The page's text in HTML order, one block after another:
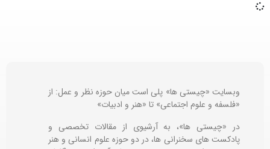
وبسایت «چیستی ها» پلی است میان حوزه نظر و عمل: از
«فلسفه و علوم اجتماعی» تا «هنر و ادبیات»
در «چیستی ها»، به آرشیوی از مقالات تخصصی و
پادکست های سخنرانی ها، در دو حوزه علوم انسانی و هنر